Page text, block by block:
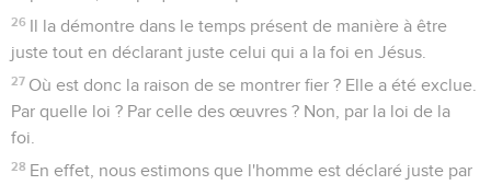
26 Il la démontre dans le temps présent de manière à être
juste tout en déclarant juste celui qui a la foi en Jésus.
27 Où est donc la raison de se montrer fier ? Elle a été exclue.
Par quelle loi ? Par celle des œuvres ? Non, par la loi de la
foi.
28 En effet, nous estimons que l'homme est déclaré juste par